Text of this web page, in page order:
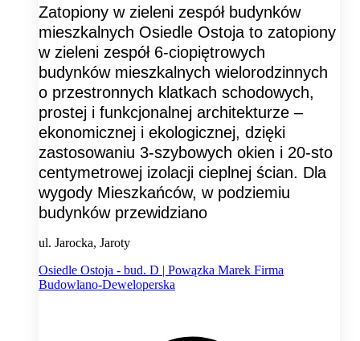
Zatopiony w zieleni zespół budynków
mieszkalnych Osiedle Ostoja to zatopiony
w zieleni zespół 6-ciopiętrowych
budynków mieszkalnych wielorodzinnych
o przestronnych klatkach schodowych,
prostej i funkcjonalnej architekturze –
ekonomicznej i ekologicznej, dzięki
zastosowaniu 3-szybowych okien i 20-sto
centymetrowej izolacji cieplnej ścian. Dla
wygody Mieszkańców, w podziemiu
budynków przewidziano
ul. Jarocka, Jaroty
Osiedle Ostoja - bud. D | Powązka Marek Firma
Budowlano-Deweloperska